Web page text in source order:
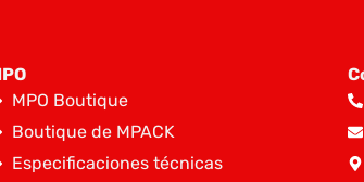
MPO Boutique
Boutique de MPACK
Especificaciones técnicas